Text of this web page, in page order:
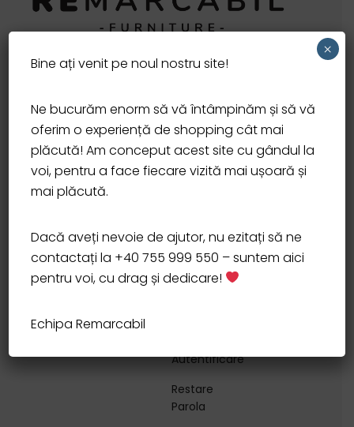
+40 722 740 876
Str. Mihai Eminescu 21 Ocna Mureș Jud. Alba
remarcabilfurniture@gmail.com
Contul meu
Autentificare
Restare
Parola
Bine ați venit pe noul nostru site!
Ne bucurăm enorm să vă întâmpinăm și să vă
oferim o experiență de shopping cât mai
plăcută! Am conceput acest site cu gândul la
voi, pentru a face fiecare vizită mai ușoară și
mai plăcută.
Dacă aveți nevoie de ajutor, nu ezitați să ne
contactați la +40 755 999 550 – suntem aici
pentru voi, cu drag și dedicare!
Echipa Remarcabil
×